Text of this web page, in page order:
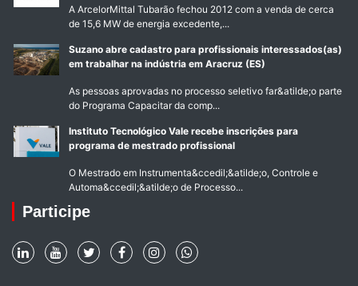
A ArcelorMittal Tubarão fechou 2012 com a venda de cerca
de 15,6 MW de energia excedente,...
Suzano abre cadastro para profissionais interessados(as)
em trabalhar na indústria em Aracruz (ES)
As pessoas aprovadas no processo seletivo far&atilde;o parte
do Programa Capacitar da comp...
Instituto Tecnológico Vale recebe inscrições para
programa de mestrado profissional
O Mestrado em Instrumenta&ccedil;&atilde;o, Controle e
Automa&ccedil;&atilde;o de Processo...
Participe